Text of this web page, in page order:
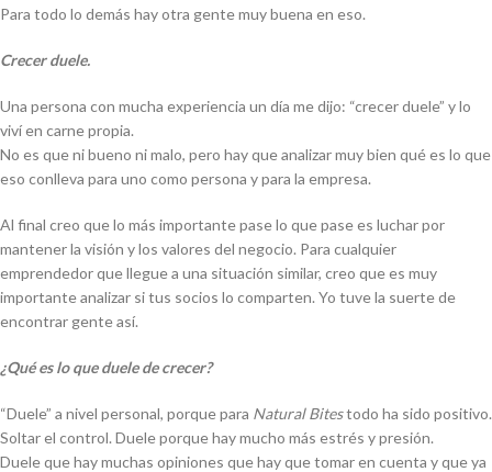
Para todo lo demás hay otra gente muy buena en eso.
Crecer duele.
Una persona con mucha experiencia un día me dijo: “crecer duele” y lo
viví en carne propia.
No es que ni bueno ni malo, pero hay que analizar muy bien qué es lo que
eso conlleva para uno como persona y para la empresa.
Al final creo que lo más importante pase lo que pase es luchar por
mantener la visión y los valores del negocio. Para cualquier
emprendedor que llegue a una situación similar, creo que es muy
importante analizar si tus socios lo comparten. Yo tuve la suerte de
encontrar gente así.
¿Qué es lo que duele de crecer?
“Duele” a nivel personal, porque para Natural Bitestodo ha sido positivo.
Soltar el control. Duele porque hay mucho más estrés y presión.
Duele que hay muchas opiniones que hay que tomar en cuenta y que ya